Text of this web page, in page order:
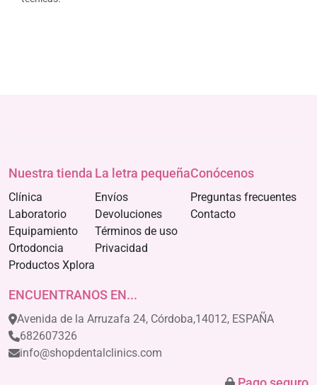
Nuestra tienda
Clínica
Laboratorio
Equipamiento
Ortodoncia
Productos Xplora
La letra pequeña
Envíos
Devoluciones
Términos de uso
Privacidad
Conócenos
Preguntas frecuentes
Contacto
ENCUENTRANOS EN...
Avenida de la Arruzafa 24, Córdoba,14012, ESPAÑA
682607326
info@shopdentalclinics.com